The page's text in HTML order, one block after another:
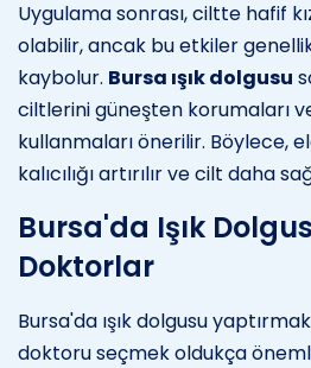
Uygulama sonrası, ciltte hafif
olabilir, ancak bu etkiler
kaybolur. Bursa ışık dolgusu
ciltlerini güneşten korumaları
kullanmaları önerilir. Böylece,
kalıcılığı artırılır ve cilt daha
Bursa'da Işık
Doktorlar
Bursa'da ışık dolgusu
doktoru seçmek oldukça